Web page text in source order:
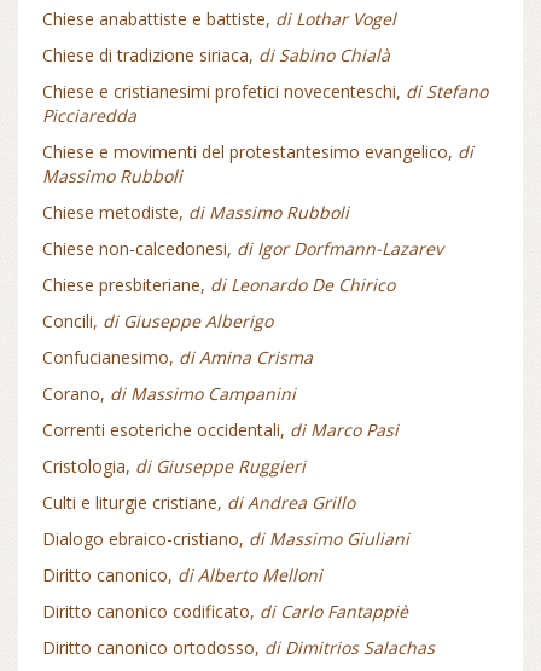
Chiese anabattiste e battiste, di Lothar Vogel
Chiese di tradizione siriaca, di Sabino Chialà
Chiese e cristianesimi profetici novecenteschi, di Stefano
Picciaredda
Chiese e movimenti del protestantesimo evangelico, di
Massimo Rubboli
Chiese metodiste, di Massimo Rubboli
Chiese non-calcedonesi, di Igor Dorfmann-Lazarev
Chiese presbiteriane, di Leonardo De Chirico
Concili, di Giuseppe Alberigo
Confucianesimo, di Amina Crisma
Corano, di Massimo Campanini
Correnti esoteriche occidentali, di Marco Pasi
Cristologia, di Giuseppe Ruggieri
Culti e liturgie cristiane, di Andrea Grillo
Dialogo ebraico-cristiano, di Massimo Giuliani
Diritto canonico, di Alberto Melloni
Diritto canonico codificato, di Carlo Fantappiè
Diritto canonico ortodosso, di Dimitrios Salachas